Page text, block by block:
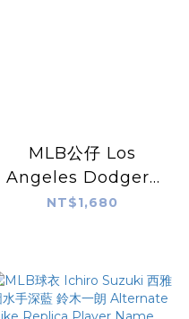
MLB公仔 Los
Angeles Dodgers
Hello Kitty 洛杉磯道
Keychain 掛飾 吊飾
娃娃 全新
NT$1,680